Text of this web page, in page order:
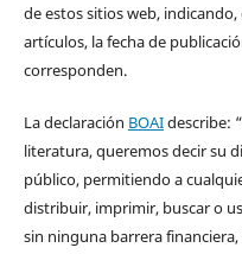
de estos sitios web,
artículos, la fecha de
corresponden.
La declaración BOAIdescribe:
literatura, queremos decir su
público, permitiendo a
distribuir, imprimir, buscar o
sin ninguna barrera